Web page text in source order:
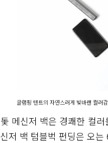
글램핑 텐트의 자연스러게 빛바랜 컬러
메신저 백은 경쾌한 컬
저 백 텀블벅 펀딩은 오